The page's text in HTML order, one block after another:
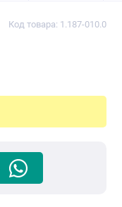
Код товара: 1.187-010.0